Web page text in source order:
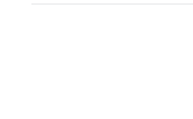
Guitarras Acústicas
PRS